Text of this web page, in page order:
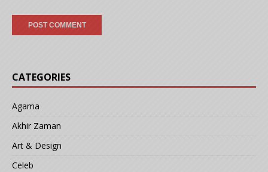
CATEGORIES
Agama
Akhir Zaman
Art & Design
Celeb